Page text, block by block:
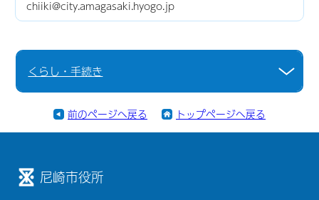
chiiki@city.amagasaki.hyogo.jp
くらし・手続き
前のページへ戻る トップページへ戻る
尼崎市役所